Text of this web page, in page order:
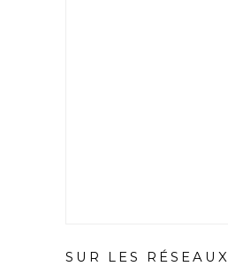
SUR LES RÉSEAUX